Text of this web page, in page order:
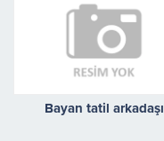
Bayan tatil arkadaşı